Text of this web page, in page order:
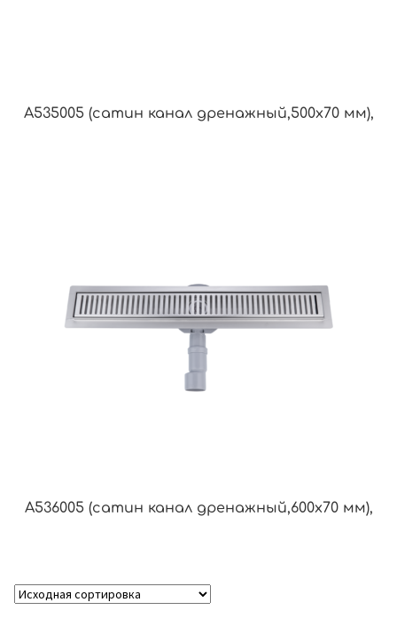
A535005 (сатин канал дренажный,500х70 мм),
A536005 (сатин канал дренажный,600х70 мм),